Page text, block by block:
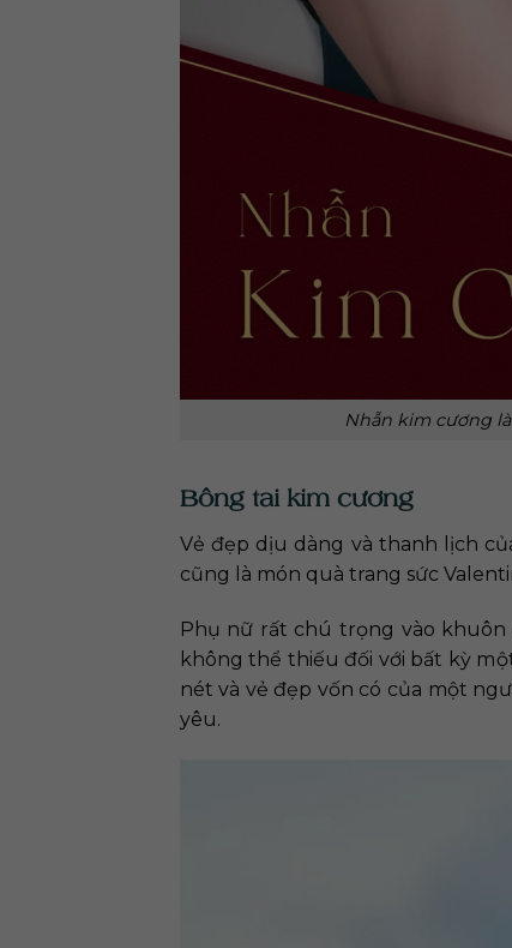
Nhẫn kim cương
Bông tai kim cương
Vẻ đẹp dịu dàng và thanh lịch
cũng là món quà trang sức
Phụ nữ rất chú trọng vào khuôn
không thể thiếu đối với bất kỳ
nét và vẻ đẹp vốn có của một
yêu.